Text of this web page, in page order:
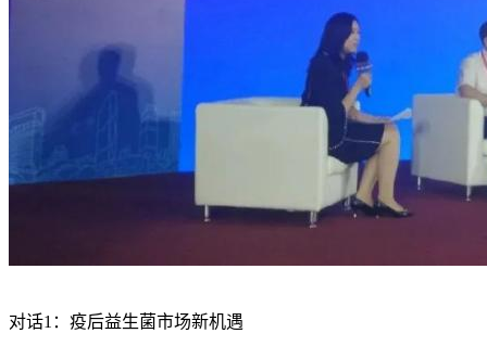
对话1：疫后益生菌市场新机遇